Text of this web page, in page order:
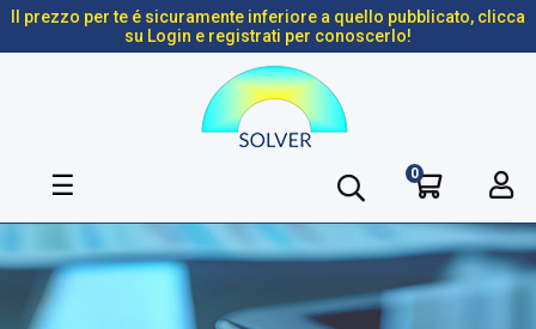
Il prezzo per te é sicuramente inferiore a quello pubblicato, clicca
su Login e registrati per conoscerlo!
navigazione
☰ 0